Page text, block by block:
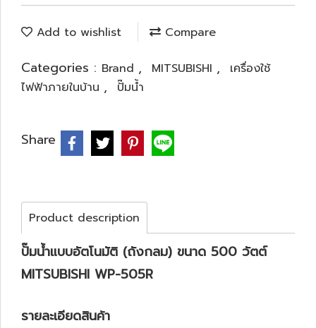
Add to wishlist Compare
Categories : Brand , MITSUBISHI ,
เครื่องใช้
ไฟฟ้าภายในบ้าน , ปั๊มน้ำ
Share
Product description
ปั๊มน้ำแบบอัตโนมัติ (ถังกลม) ขนาด 500 วัตต์
MITSUBISHI WP-505R
รายละเอียดสินค้า